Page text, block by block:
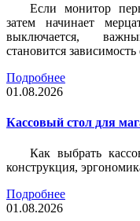
Если монитор
затем начинает
выключается,
становится
Подробнее
01.08.2026
Кассовый стол для
Как выбрать
конструкция,
Подробнее
01.08.2026